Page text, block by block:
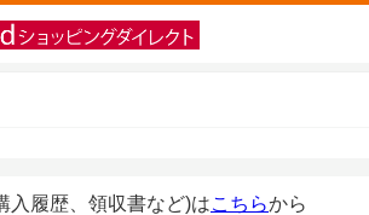
入履歴、領収書など)はこちらから